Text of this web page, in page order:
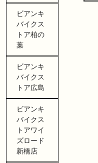
ビアンキ
バイクス
トア柏の
葉
ビアンキ
バイクス
トア広島
ビアンキ
バイクス
トアワイ
ズロード
新橋店